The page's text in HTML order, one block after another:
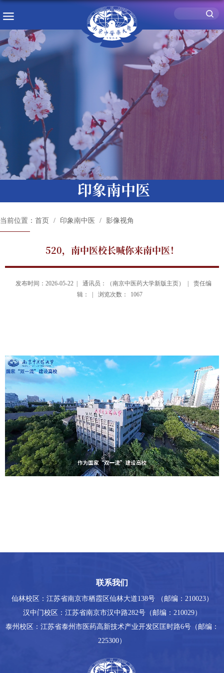
印象南中医
当前位置： 首页 印象南中医 影像视角
520，南中医校长喊你来南中医！
发布时间：2026-05-22 | 通讯员：（南京中医药大学新版主页） |
责任编
辑： |
浏览次数： 1067
联系我们
仙林校区：江苏省南京市栖霞区仙林大道138号 （邮编：210023）
汉中门校区：江苏省南京市汉中路282号（邮编：210029）
泰州校区：江苏省泰州市医药高新技术产业开发区匡时路6号（邮编：
225300）